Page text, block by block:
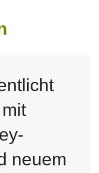
neuem